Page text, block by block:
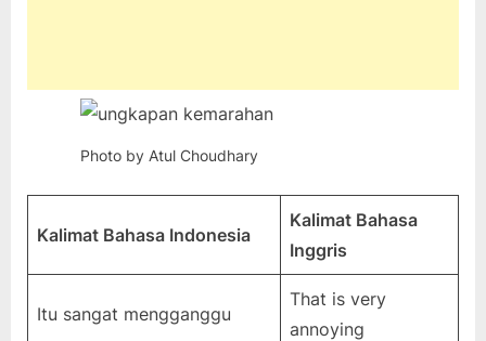
Photo by Atul Choudhary
Kalimat Bahasa Indonesia
Kalimat Bahasa
Inggris
Itu sangat mengganggu
That is very
annoying